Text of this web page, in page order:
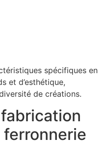
spécifiques en
et d’esthétique,
de créations.
ferronnerie